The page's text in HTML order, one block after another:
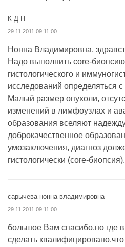
К Д Н
29.11.2011 09:11:00
Нонна Владимировна,
Надо выполнить core-биопсию
гистологического и
исследований определяться
Малый размер опухоли,
изменений в лимфоузлах и
образования вселяют
доброкачественное
умозаключения, диагноз
гистологически (core-биопсия).
сарычева нонна владимировна
29.11.2011 09:11:00
большое Вам спасибо,но где
сделать